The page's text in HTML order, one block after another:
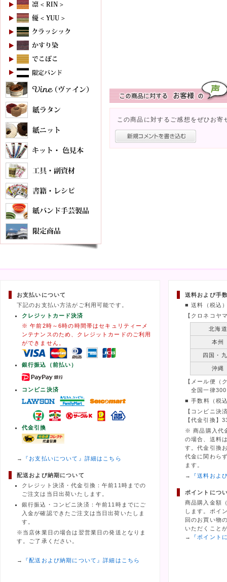
この商品に対するご感想をぜひお寄
お支払いについて
下記のお支払い方法がご利用可能です。
クレジットカード決済
※ 午前2時～6時の時間帯はセキュリティーメ
ンテナンスのため、クレジットカードのご利用
ができません。
銀行振込（前払い）
コンビニ決済
代金引換
→ 『お支払いについて』詳細はこちら
配送および納期について
クレジット決済・代金引換：午前11時までの
ご注文は当日出荷いたします。
銀行振込・コンビニ決済：午前11時までにご
入金が確認できたご注文は当日出荷いたしま
す。
※当店休業日の場合は翌営業日の発送となりま
す。ご了承ください。
→ 『配送および納期について』詳細はこちら
送料および手
■ 送料（税込
【クロネコヤ
北海道
本州
四国・
沖縄
【メール便（
全国一律300
■ 手数料（税
【コンビニ決
【代金引換】
※ 商品購入代
の場合、送料
す。代金引換
代金に関わら
ます。
→
『送料およ
ポイントにつ
商品購入金額
します。ポイ
回のお買い物
いただくこと
→
『ポイント